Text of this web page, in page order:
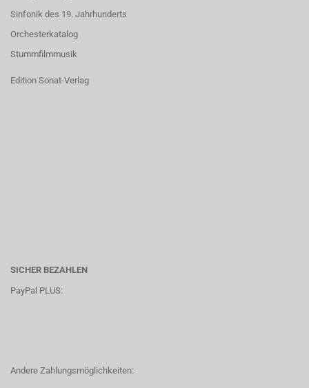
Sinfonik des 19. Jahrhunderts
Orchesterkatalog
Stummfilmmusik
Edition Sonat-Verlag
SICHER BEZAHLEN
PayPal PLUS:
Andere Zahlungsmöglichkeiten: